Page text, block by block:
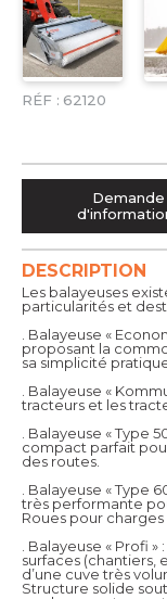
RÉF : 62120
DESCRIPTION
Les balayeuses
particularités et
. Balayeuse «
proposant la
sa simplicité
. Balayeuse «
tracteurs et les
. Balayeuse « Type
compact parfait
des routes.
. Balayeuse « Type
très performante
Roues pour
. Balayeuse « Profi
surfaces (chantiers,
d’une cuve très
Structure solide
Demande